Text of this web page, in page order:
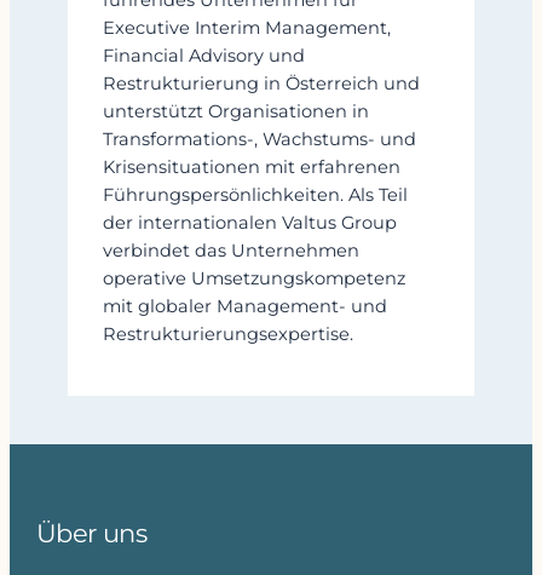
Executive Interim Management,
Financial Advisory und
Restrukturierung in Österreich und
unterstützt Organisationen in
Transformations-, Wachstums- und
Krisensituationen mit erfahrenen
Führungspersönlichkeiten. Als Teil
der internationalen Valtus Group
verbindet das Unternehmen
operative Umsetzungskompetenz
mit globaler Management- und
Restrukturierungsexpertise.
Über uns